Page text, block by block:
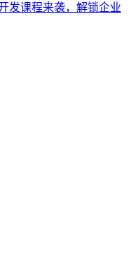
发课程来袭，解锁企业